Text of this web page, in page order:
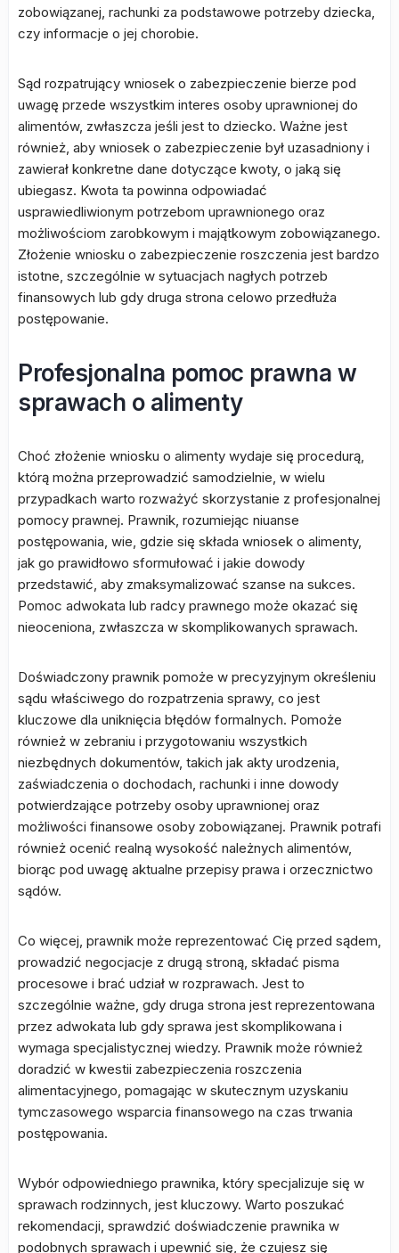
zobowiązanej, rachunki za podstawowe potrzeby dziecka,
czy informacje o jej chorobie.
Sąd rozpatrujący wniosek o zabezpieczenie bierze pod
uwagę przede wszystkim interes osoby uprawnionej do
alimentów, zwłaszcza jeśli jest to dziecko. Ważne jest
również, aby wniosek o zabezpieczenie był uzasadniony i
zawierał konkretne dane dotyczące kwoty, o jaką się
ubiegasz. Kwota ta powinna odpowiadać
usprawiedliwionym potrzebom uprawnionego oraz
możliwościom zarobkowym i majątkowym zobowiązanego.
Złożenie wniosku o zabezpieczenie roszczenia jest bardzo
istotne, szczególnie w sytuacjach nagłych potrzeb
finansowych lub gdy druga strona celowo przedłuża
postępowanie.
Profesjonalna pomoc prawna w
sprawach o alimenty
Choć złożenie wniosku o alimenty wydaje się procedurą,
którą można przeprowadzić samodzielnie, w wielu
przypadkach warto rozważyć skorzystanie z profesjonalnej
pomocy prawnej. Prawnik, rozumiejąc niuanse
postępowania, wie, gdzie się składa wniosek o alimenty,
jak go prawidłowo sformułować i jakie dowody
przedstawić, aby zmaksymalizować szanse na sukces.
Pomoc adwokata lub radcy prawnego może okazać się
nieoceniona, zwłaszcza w skomplikowanych sprawach.
Doświadczony prawnik pomoże w precyzyjnym określeniu
sądu właściwego do rozpatrzenia sprawy, co jest
kluczowe dla uniknięcia błędów formalnych. Pomoże
również w zebraniu i przygotowaniu wszystkich
niezbędnych dokumentów, takich jak akty urodzenia,
zaświadczenia o dochodach, rachunki i inne dowody
potwierdzające potrzeby osoby uprawnionej oraz
możliwości finansowe osoby zobowiązanej. Prawnik potrafi
również ocenić realną wysokość należnych alimentów,
biorąc pod uwagę aktualne przepisy prawa i orzecznictwo
sądów.
Co więcej, prawnik może reprezentować Cię przed sądem,
prowadzić negocjacje z drugą stroną, składać pisma
procesowe i brać udział w rozprawach. Jest to
szczególnie ważne, gdy druga strona jest reprezentowana
przez adwokata lub gdy sprawa jest skomplikowana i
wymaga specjalistycznej wiedzy. Prawnik może również
doradzić w kwestii zabezpieczenia roszczenia
alimentacyjnego, pomagając w skutecznym uzyskaniu
tymczasowego wsparcia finansowego na czas trwania
postępowania.
Wybór odpowiedniego prawnika, który specjalizuje się w
sprawach rodzinnych, jest kluczowy. Warto poszukać
rekomendacji, sprawdzić doświadczenie prawnika w
podobnych sprawach i upewnić się, że czujesz się